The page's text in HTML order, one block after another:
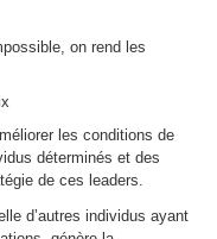
on rend les
les conditions de
déterminés et des
de ces leaders.
d’autres individus ayant